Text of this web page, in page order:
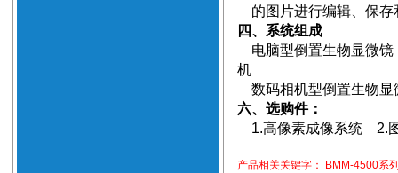
的图片进行编辑、保存
四、系统组成
电脑型倒置生物显微镜
机
数码相机型倒置生物显
六、选购件：
1.高像素成像系统 2.
产品相关关键字：
BMM-4500系